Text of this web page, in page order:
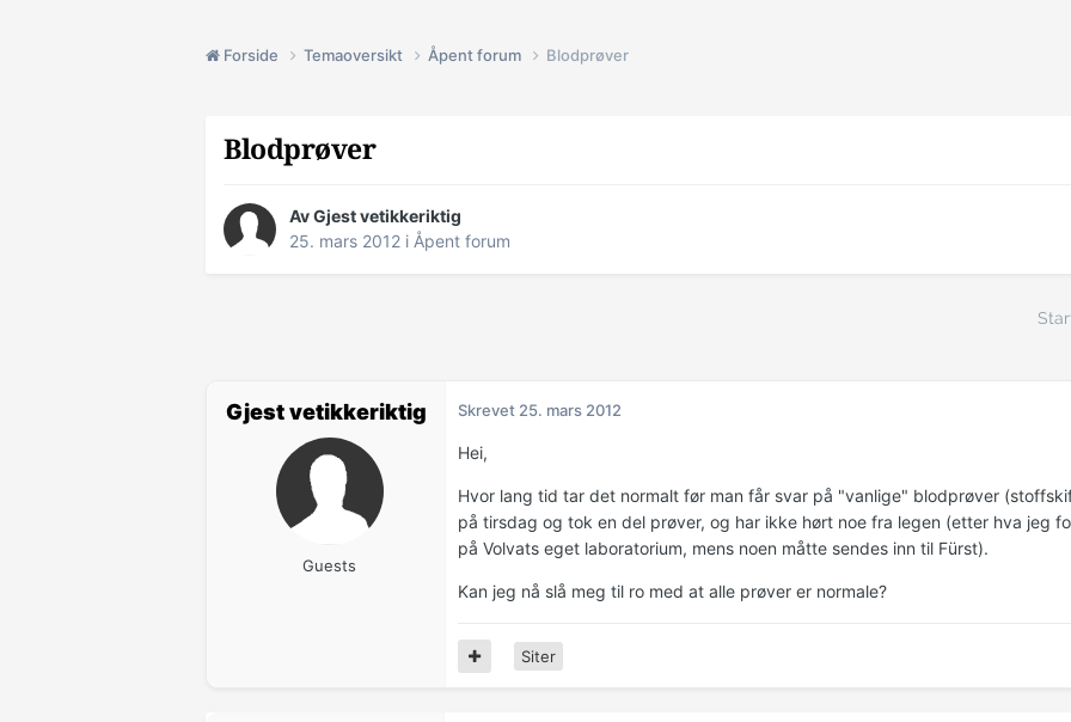
Forside Temaoversikt Åpent forum Blodprøver
Blodprøver
Av Gjest vetikkeriktig
25. mars 2012 i Åpent forum
Gjest vetikkeriktig
Guests
Skrevet 25. mars 2012
Hei,
Hvor lang tid tar det normalt før man får svar på "vanlige" blodprøver
på tirsdag og tok en del prøver, og har ikke hørt noe fra legen (etter hva jeg
på Volvats eget laboratorium, mens noen måtte sendes inn til Fürst).
Kan jeg nå slå meg til ro med at alle prøver er normale?
Siter